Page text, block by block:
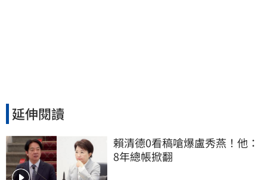
延伸閱讀
賴清德0看稿嗆爆盧秀燕！他：
8年總帳掀翻